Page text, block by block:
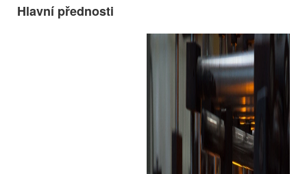
Hlavní přednosti